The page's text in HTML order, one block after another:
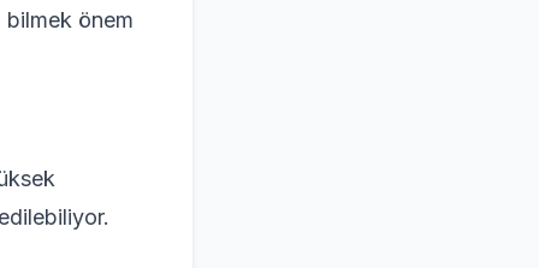
bilmek önem